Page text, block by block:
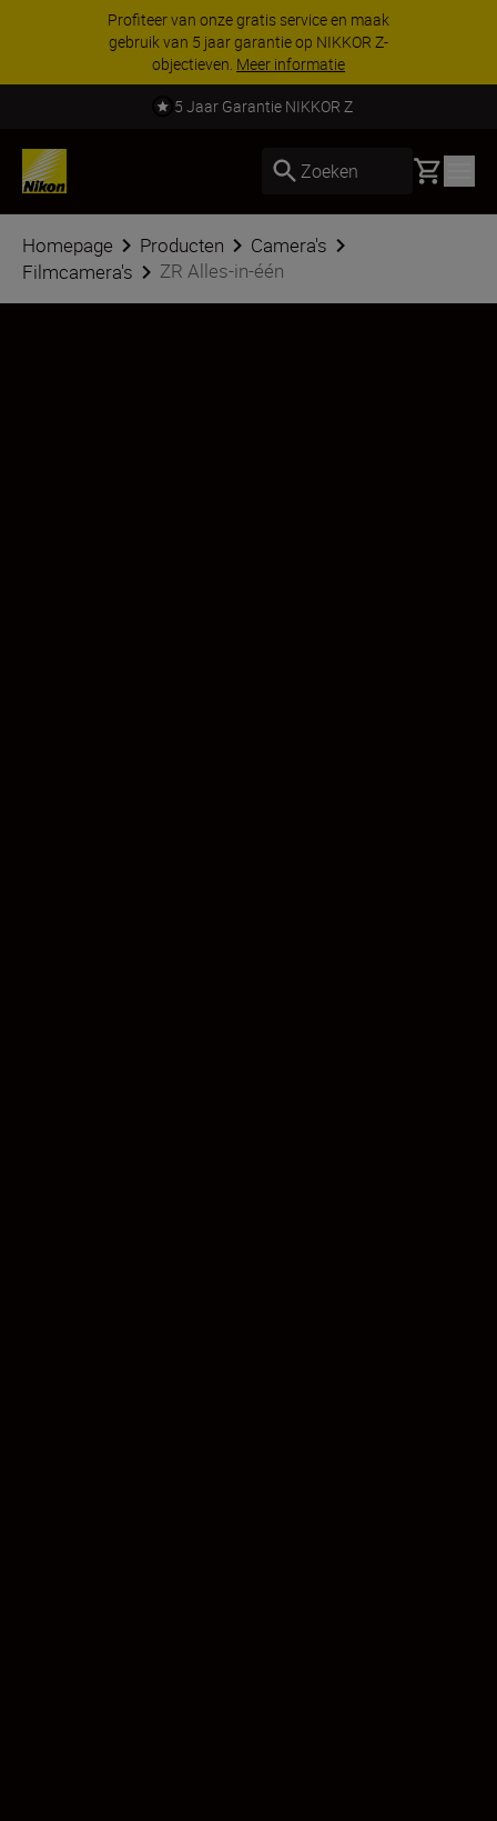
Profiteer van onze gratis service en maak
gebruik van 5 jaar garantie op NIKKOR Z-
objectieven. Meer informatie
5 Jaar Garantie NIKKOR Z
Zoeken Basket
Homepage Producten
Camera's
Filmcamera's
ZR Alles-in-één